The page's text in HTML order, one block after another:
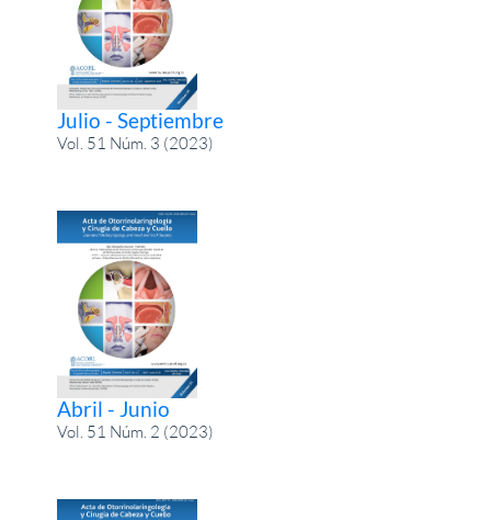
Julio - Septiembre
Vol. 51 Núm. 3 (2023)
Abril - Junio
Vol. 51 Núm. 2 (2023)